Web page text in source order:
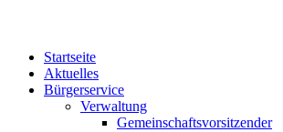
Startseite
Aktuelles
Bürgerservice
Verwaltung
Gemeinschaftsvorsitzender